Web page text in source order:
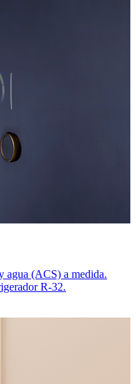
agua (ACS) a medida.
R-32.